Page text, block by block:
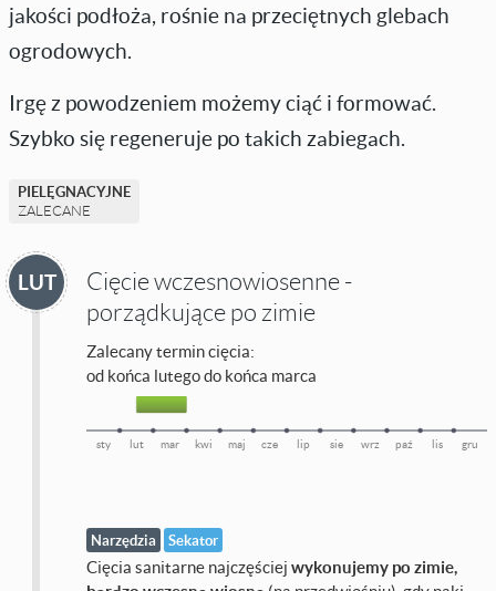
jakości podłoża, rośnie na przeciętnych glebach
ogrodowych.
Irgę z powodzeniem możemy ciąć i formować.
Szybko się regeneruje po takich zabiegach.
PIELĘGNACYJNE
ZALECANE
LUT
Cięcie wczesnowiosenne -
porządkujące po zimie
Zalecany termin cięcia:
od końca lutego do końca marca
sty lut mar kwi maj cze lip sie wrz paź lis gru
Narzędzia Sekator
Cięcia sanitarne najczęściej wykonujemy po zimie,